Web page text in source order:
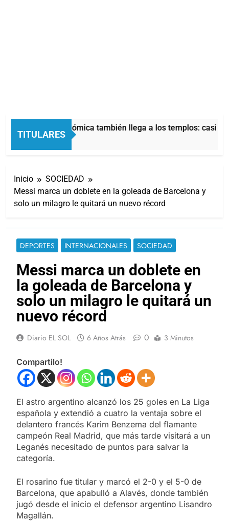
TITULARES
La crisis económica también llega a los templos: casi la
1 Hora Atrás
Inicio
SOCIEDAD
Messi marca un doblete en la goleada de Barcelona y
solo un milagro le quitará un nuevo récord
DEPORTES INTERNACIONALES SOCIEDAD
Messi marca un doblete en
la goleada de Barcelona y
solo un milagro le quitará un
nuevo récord
Diario EL SOL 6 Años Atrás 0 3 Minutos
Compartilo!
El astro argentino alcanzó los 25 goles en La Liga
española y extendió a cuatro la ventaja sobre el
delantero francés Karim Benzema del flamante
campeón Real Madrid, que más tarde visitará a un
Leganés necesitado de puntos para salvar la
categoría.
El rosarino fue titular y marcó el 2-0 y el 5-0 de
Barcelona, que apabulló a Alavés, donde también
jugó desde el inicio el defensor argentino Lisandro
Magallán.